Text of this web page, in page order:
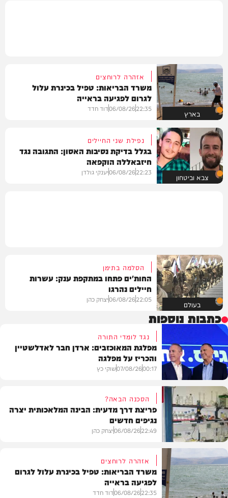
בארץ
אזהרה לרוחצים
משרד הבריאות: טפיל בכינרת עלול
לגרום לפגיעה בראייה
22:35
06/08/26דוד חדד
צבא וביטחון
נפילת שני החיילים
בגלל בדיקת נסיבות האסון: התגובה נגד
חיזבאללה הוקפאה
22:23
06/08/26יענקי גולדן
בעולם
הסלמה בתימן
החות'ים פתחו במתקפת ענק: עשרות
חיילים נהרגו
22:05
06/08/26יצחק כהן
כתבות נוספות
פוליטי
נגד לומדי התורה
מפלגת המאוכזבים: ארדן חבר לאדלשטיין
והכריז על מפלגה
00:17
07/08/26שוקי כץ
בריאות
הסכנה הבאה?
פריצת דרך מדעית: הבינה המלאכותית יצרה
נגיפים חדשים
22:49
06/08/26יצחק כהן
אזהרה לרוחצים
משרד הבריאות: טפיל בכינרת עלול לגרום
לפגיעה בראייה
22:35
06/08/26דוד חדד